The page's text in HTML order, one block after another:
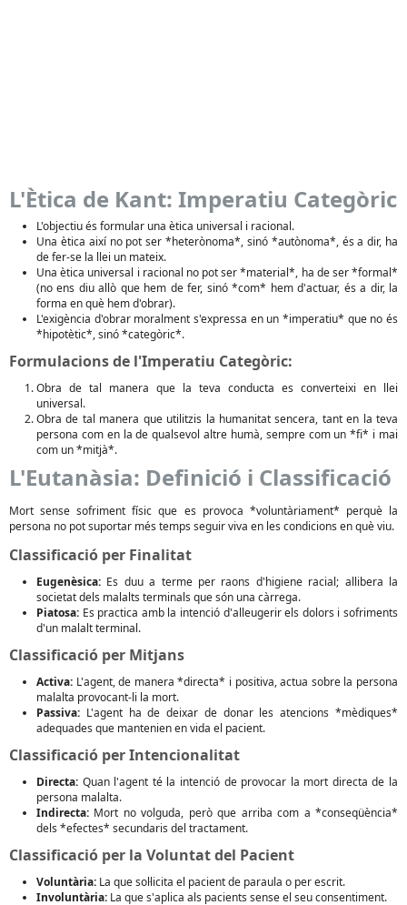
L'Ètica de Kant: Imperatiu Categòric
L'objectiu és formular una ètica universal i racional.
Una ètica així no pot ser *heterònoma*, sinó *autònoma*, és a dir, ha
de fer-se la llei un mateix.
Una ètica universal i racional no pot ser *material*, ha de ser *formal*
(no ens diu allò que hem de fer, sinó *com* hem d'actuar, és a dir, la
forma en què hem d'obrar).
L'exigència d'obrar moralment s'expressa en un *imperatiu* que no és
*hipotètic*, sinó *categòric*.
Formulacions de l'Imperatiu Categòric:
Obra de tal manera que la teva conducta es converteixi en llei
universal.
Obra de tal manera que utilitzis la humanitat sencera, tant en la teva
persona com en la de qualsevol altre humà, sempre com un *fi* i mai
com un *mitjà*.
L'Eutanàsia: Definició i Classificació
Mort sense sofriment físic que es provoca *voluntàriament* perquè la
persona no pot suportar més temps seguir viva en les condicions en què viu.
Classificació per Finalitat
Eugenèsica: Es duu a terme per raons d'higiene racial; allibera la
societat dels malalts terminals que són una càrrega.
Piatosa: Es practica amb la intenció d'alleugerir els dolors i sofriments
d'un malalt terminal.
Classificació per Mitjans
Activa: L'agent, de manera *directa* i positiva, actua sobre la persona
malalta provocant-li la mort.
Passiva: L'agent ha de deixar de donar les atencions *mèdiques*
adequades que mantenien en vida el pacient.
Classificació per Intencionalitat
Directa: Quan l'agent té la intenció de provocar la mort directa de la
persona malalta.
Indirecta: Mort no volguda, però que arriba com a *conseqüència*
dels *efectes* secundaris del tractament.
Classificació per la Voluntat del Pacient
Voluntària: La que sol·licita el pacient de paraula o per escrit.
Involuntària: La que s'aplica als pacients sense el seu consentiment.